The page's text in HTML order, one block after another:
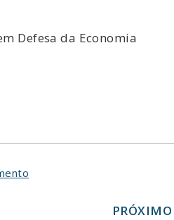
Defesa da Economia
PRÓXIMO